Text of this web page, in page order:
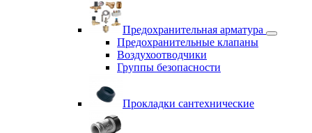
Предохранительная арматура
Предохранительные клапаны
Воздухоотводчики
Группы безопасности
Прокладки сантехнические